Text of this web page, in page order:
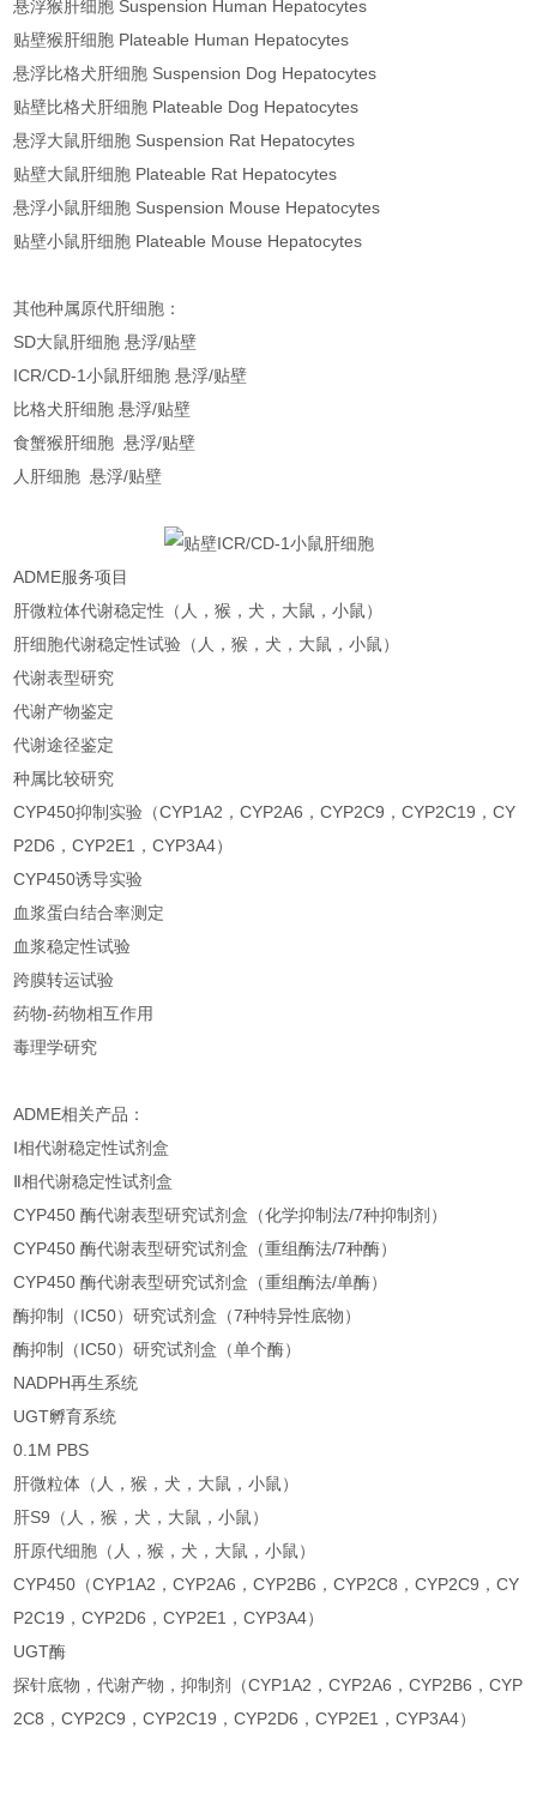
悬浮猴肝细胞 Suspension Human Hepatocytes
贴壁猴肝细胞 Plateable Human Hepatocytes
悬浮比格犬肝细胞 Suspension Dog Hepatocytes
贴壁比格犬肝细胞 Plateable Dog Hepatocytes
悬浮大鼠肝细胞 Suspension Rat Hepatocytes
贴壁大鼠肝细胞 Plateable Rat Hepatocytes
悬浮小鼠肝细胞 Suspension Mouse Hepatocytes
贴壁小鼠肝细胞 Plateable Mouse Hepatocytes
其他种属原代肝细胞：
SD大鼠肝细胞 悬浮/贴壁
ICR/CD-1小鼠肝细胞 悬浮/贴壁
比格犬肝细胞 悬浮/贴壁
食蟹猴肝细胞 悬浮/贴壁
人肝细胞 悬浮/贴壁
ADME服务项目
肝微粒体代谢稳定性（人，猴，犬，大鼠，小鼠）
肝细胞代谢稳定性试验（人，猴，犬，大鼠，小鼠）
代谢表型研究
代谢产物鉴定
代谢途径鉴定
种属比较研究
CYP450抑制实验（CYP1A2，CYP2A6，CYP2C9，CYP2C19，CY
P2D6，CYP2E1，CYP3A4）
CYP450诱导实验
血浆蛋白结合率测定
血浆稳定性试验
跨膜转运试验
药物-药物相互作用
毒理学研究
ADME相关产品：
Ⅰ相代谢稳定性试剂盒
Ⅱ相代谢稳定性试剂盒
CYP450 酶代谢表型研究试剂盒（化学抑制法/7种抑制剂）
CYP450 酶代谢表型研究试剂盒（重组酶法/7种酶）
CYP450 酶代谢表型研究试剂盒（重组酶法/单酶）
酶抑制（IC50）研究试剂盒（7种特异性底物）
酶抑制（IC50）研究试剂盒（单个酶）
NADPH再生系统
UGT孵育系统
0.1M PBS
肝微粒体（人，猴，犬，大鼠，小鼠）
肝S9（人，猴，犬，大鼠，小鼠）
肝原代细胞（人，猴，犬，大鼠，小鼠）
CYP450（CYP1A2，CYP2A6，CYP2B6，CYP2C8，CYP2C9，CY
P2C19，CYP2D6，CYP2E1，CYP3A4）
UGT酶
探针底物，代谢产物，抑制剂（CYP1A2，CYP2A6，CYP2B6，CYP
2C8，CYP2C9，CYP2C19，CYP2D6，CYP2E1，CYP3A4）